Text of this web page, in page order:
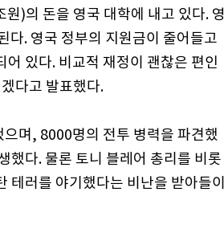
)의 돈을 영국 대학에 내고 있다. 영
다. 영국 정부의 지원금이 줄어들고
있다. 비교적 재정이 괜찮은 편인
다고 발표했다.
며, 8000명의 전투 병력을 파견했
했다. 물론 토니 블레어 총리를 비롯
테러를 야기했다는 비난을 받아들이